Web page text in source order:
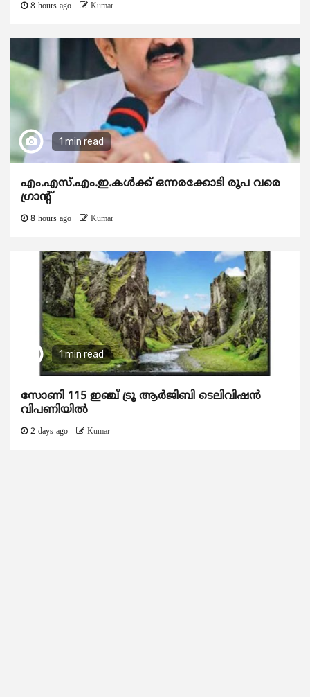
8 hours ago Kumar
1 min read
എം.എസ്.എം.ഇ.കൾക്ക് ഒന്നരക്കോടി രൂപ വരെ
ഗ്രാന്റ്
8 hours ago Kumar
1 min read
സോണി 115 ഇഞ്ച് ട്രൂ ആർജിബി ടെലിവിഷൻ
വിപണിയിൽ
2 days ago Kumar